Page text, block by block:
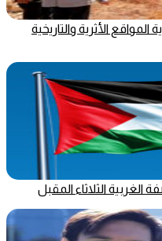
الأثرية والتاريخية
الثلاثاء المقبل